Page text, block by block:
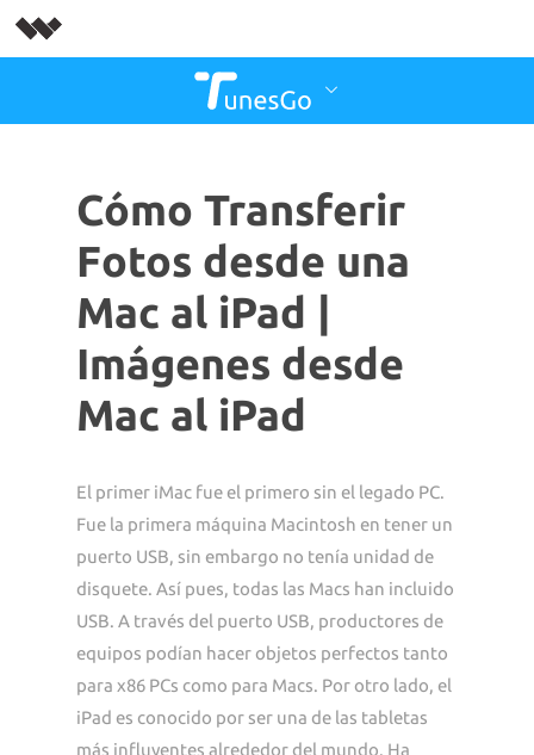
Cómo Transferir
Fotos desde una
Mac al iPad |
Imágenes desde
Mac al iPad
El primer iMac fue el primero sin el legado PC.
Fue la primera máquina Macintosh en tener un
puerto USB, sin embargo no tenía unidad de
disquete. Así pues, todas las Macs han incluido
USB. A través del puerto USB, productores de
equipos podían hacer objetos perfectos tanto
para x86 PCs como para Macs. Por otro lado, el
iPad es conocido por ser una de las tabletas
más influyentes alrededor del mundo. Ha